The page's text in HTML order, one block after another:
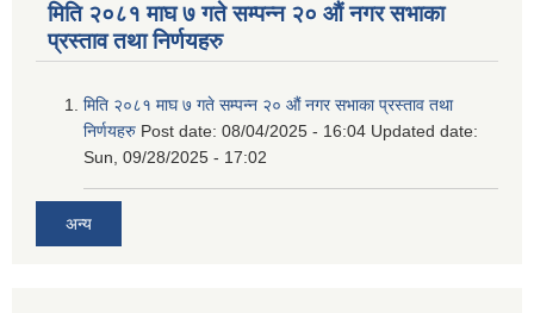
मिति २०८१ माघ ७ गते सम्पन्न २० औं नगर सभाका
प्रस्ताव तथा निर्णयहरु
मिति २०८१ माघ ७ गते सम्पन्न २० औं नगर सभाका प्रस्ताव तथा
निर्णयहरु Post date: 08/04/2025 - 16:04 Updated date:
Sun, 09/28/2025 - 17:02
अन्य